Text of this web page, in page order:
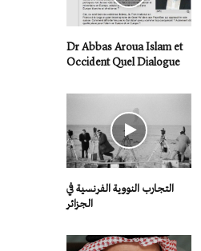
Dr Abbas Aroua Islam et
Occident Quel Dialogue
التجارب النووية الفرنسية في
الجزائر